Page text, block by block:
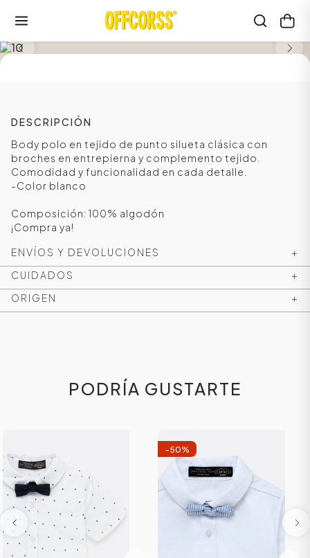
DESCRIPCIÓN
Body polo en tejido de punto silueta clásica con
broches en entrepierna y complemento tejido.
Comodidad y funcionalidad en cada detalle.
-Color blanco
Composición: 100% algodón
¡Compra ya!
ENVÍOS Y DEVOLUCIONES
+
CUIDADOS
+
ORIGEN
+
PODRÍA GUSTARTE
-50%